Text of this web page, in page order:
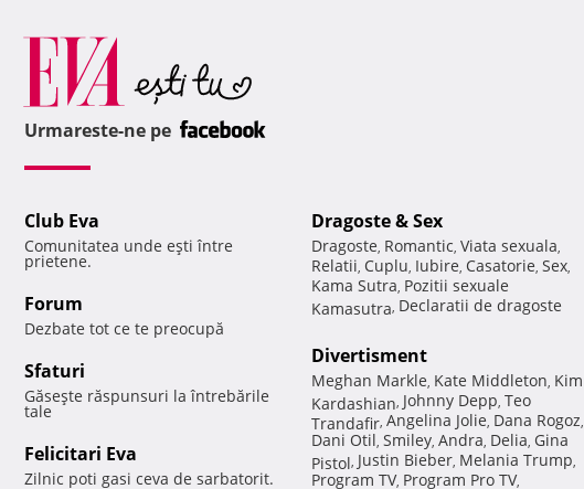
Urmareste-ne pe
Club Eva
Comunitatea unde eşti între
prietene.
Forum
Dezbate tot ce te preocupă
Sfaturi
Găseşte răspunsuri la întrebările
tale
Felicitari Eva
Zilnic poti gasi ceva de sarbatorit.
Dragoste & Sex
Dragoste, Romantic, Viata sexuala,
Relatii, Cuplu, Iubire, Casatorie, Sex,
Kama Sutra, Pozitii sexuale
Kamasutra, Declaratii de dragoste
Divertisment
Meghan Markle, Kate Middleton, Kim
Kardashian, Johnny Depp, Teo
Trandafir, Angelina Jolie, Dana Rogoz,
Dani Otil, Smiley, Andra, Delia, Gina
Pistol, Justin Bieber, Melania Trump,
Program TV, Program Pro TV,